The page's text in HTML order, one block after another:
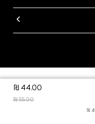
44.00 ₪
55.00 ₪